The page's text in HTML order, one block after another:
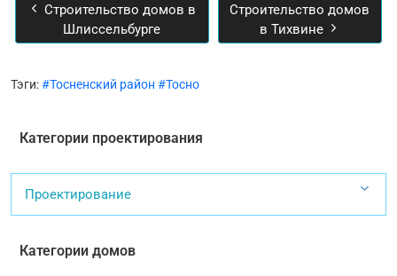
Предыдущий: Строительство домов в Шлиссельбурге
Строительство домов в
Шлиссельбурге
Следующий:
Строительство домов
в Тихвине
Тэги:#Тосненский район #Тосно
Категории проектирования
Проектирование
Категории домов